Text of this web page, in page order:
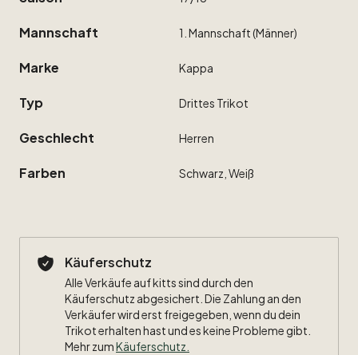
Mannschaft 1. Mannschaft(Männer)
Marke Kappa
Typ Drittes Trikot
Geschlecht Herren
Farben Schwarz, Weiß
Käuferschutz
Alle Verkäufe auf kitts sind durch den
Käuferschutz abgesichert. Die Zahlung an den
Verkäufer wird erst freigegeben, wenn du dein
Trikot erhalten hast und es keine Probleme gibt.
Mehr zumKäuferschutz